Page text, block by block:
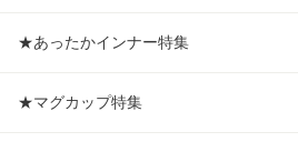
★あったかインナー特集
★マグカップ特集